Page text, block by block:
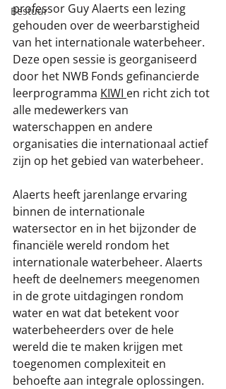
Bestuur
professor Guy Alaerts een lezing
gehouden over de weerbarstigheid
van het internationale waterbeheer.
Deze open sessie is georganiseerd
door het NWB Fonds gefinancierde
leerprogramma KIWI en richt zich tot
alle medewerkers van
waterschappen en andere
organisaties die internationaal actief
zijn op het gebied van waterbeheer.
Alaerts heeft jarenlange ervaring
binnen de internationale
watersector en in het bijzonder de
financiële wereld rondom het
internationale waterbeheer. Alaerts
heeft de deelnemers meegenomen
in de grote uitdagingen rondom
water en wat dat betekent voor
waterbeheerders over de hele
wereld die te maken krijgen met
toegenomen complexiteit en
behoefte aan integrale oplossingen.